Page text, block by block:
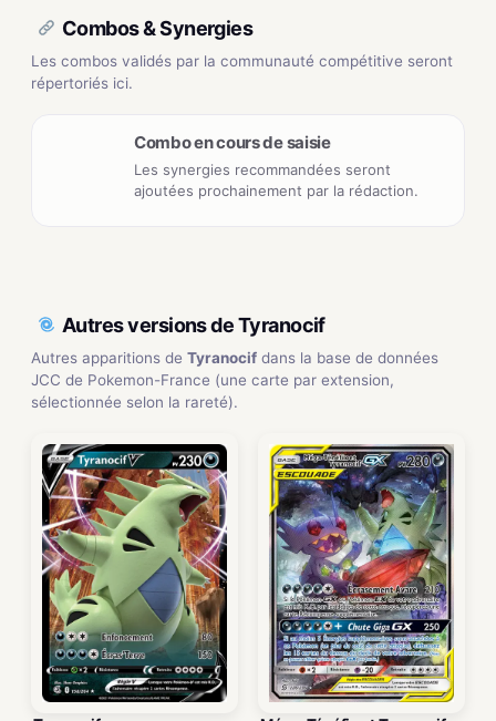
Combos & Synergies
Les combos validés par la communauté compétitive seront
répertoriés ici.
Combo en cours de saisie
Les synergies recommandées seront
ajoutées prochainement par la rédaction.
Autres versions de Tyranocif
Autres apparitions de Tyranocif dans la base de données
JCC de Pokemon-France (une carte par extension,
sélectionnée selon la rareté).